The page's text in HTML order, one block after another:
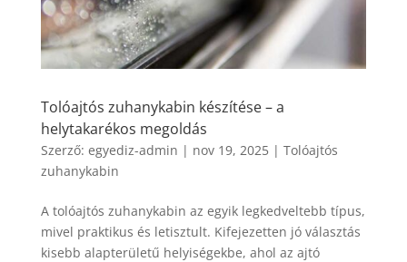
Tolóajtós zuhanykabin készítése – a
helytakarékos megoldás
Szerző: egyediz-admin | nov 19, 2025| Tolóajtós
zuhanykabin
A tolóajtós zuhanykabin az egyik legkedveltebb típus,
mivel praktikus és letisztult. Kifejezetten jó választás
kisebb alapterületű helyiségekbe, ahol az ajtó